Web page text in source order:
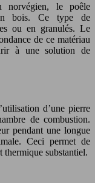
norvégien, le poêle
bois. Ce type de
ou en granulés. Le
de ce matériau
à une solution de
d’une pierre
de combustion.
pendant une longue
Ceci permet de
thermique substantiel.